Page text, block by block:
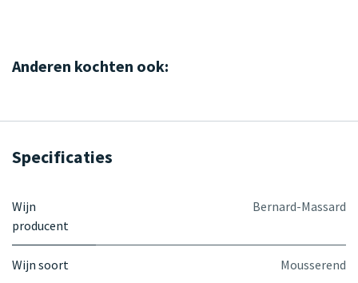
Anderen kochten ook:
Specificaties
Wijn
producent
Bernard-Massard
Wijn soort Mousserend